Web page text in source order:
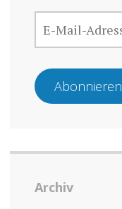
MAIL-
ADRESSE
Abonnieren
Archiv